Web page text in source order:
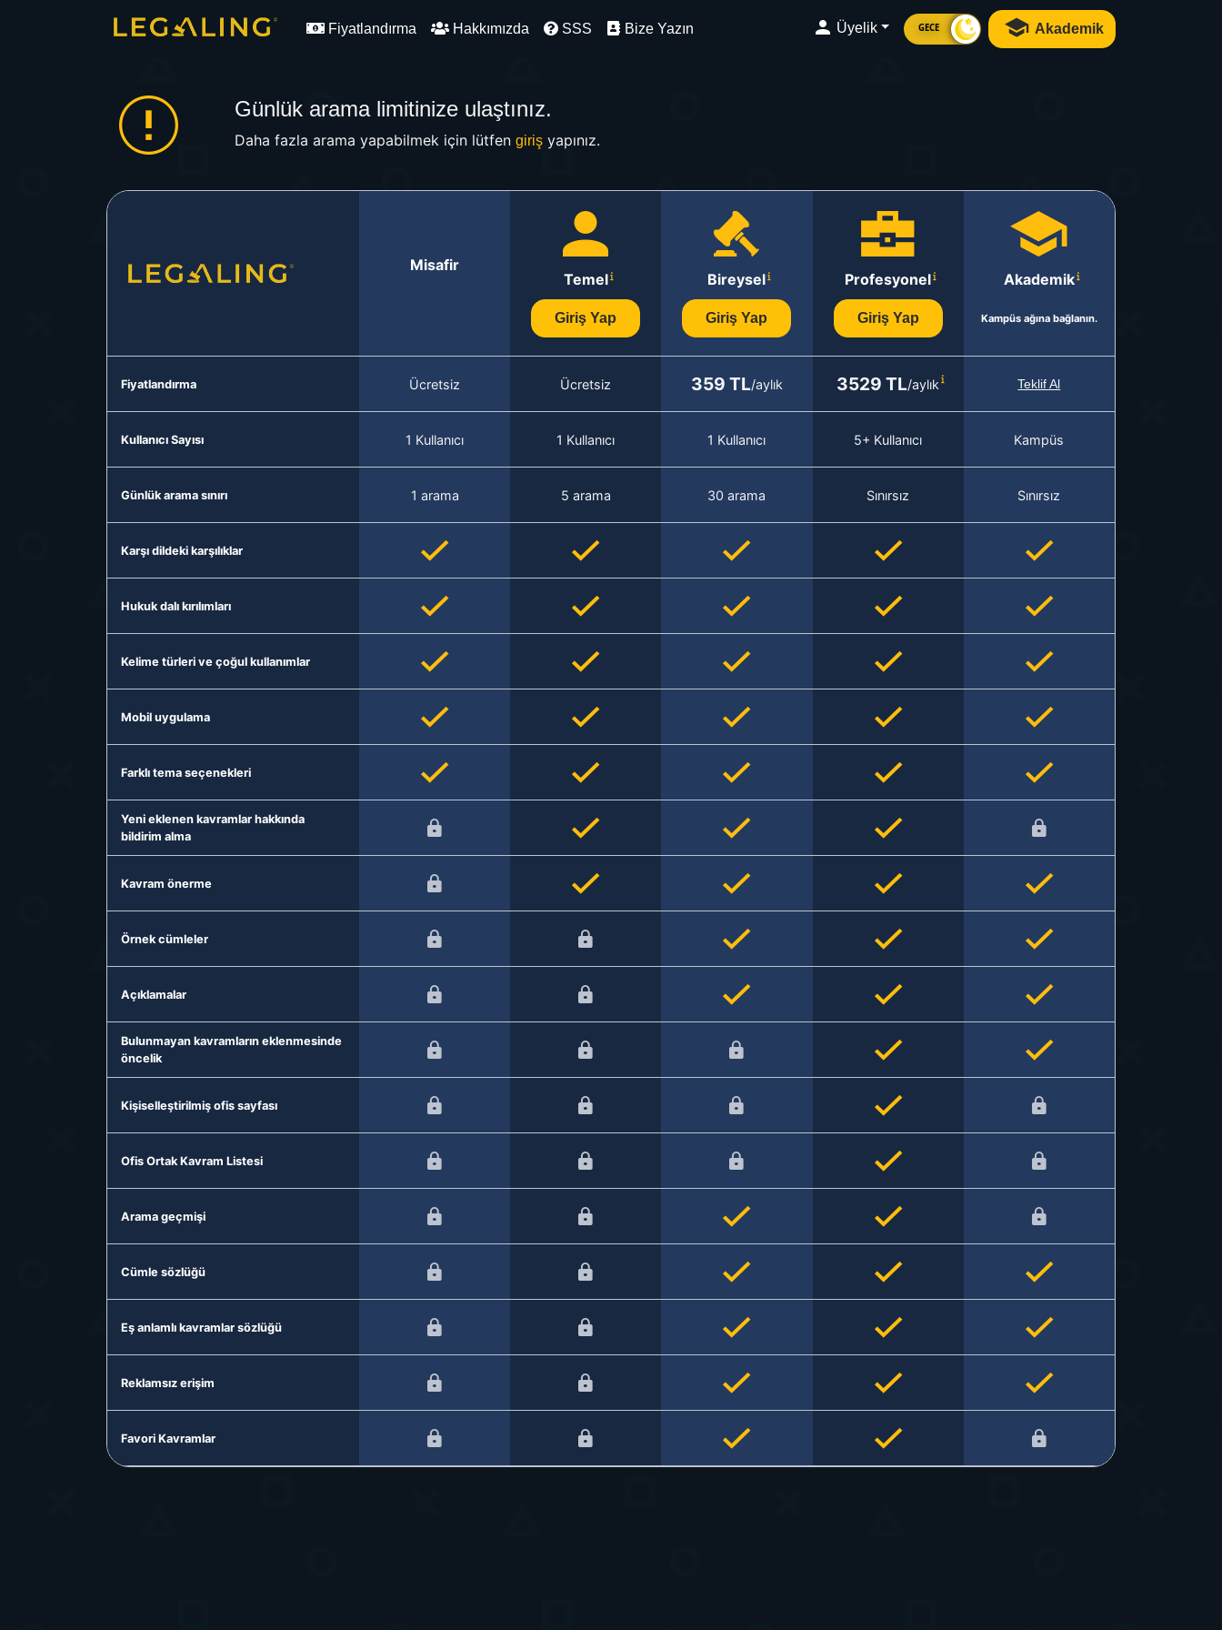
Fiyatlandırma Hakkımızda SSS Bize Yazın Üyelik GECE Akademik
Günlük arama limitinize ulaştınız.
Daha fazla arama yapabilmek için lütfen girişyapınız.
Misafir
Temel
Giriş Yap
Bireysel
Giriş Yap
Profesyonel
Giriş Yap
Akademik
Kampüs ağına bağlanın.
Fiyatlandırma Ücretsiz Ücretsiz 359 TL/aylık 3529 TL/aylık Teklif Al
Kullanıcı Sayısı 1 Kullanıcı 1 Kullanıcı 1 Kullanıcı 5+ Kullanıcı Kampüs
Günlük arama sınırı 1 arama 5 arama 30 arama Sınırsız Sınırsız
Karşı dildeki karşılıklar
Hukuk dalı kırılımları
Kelime türleri ve çoğul kullanımlar
Mobil uygulama
Farklı tema seçenekleri
Yeni eklenen kavramlar hakkında
bildirim alma
Kavram önerme
Örnek cümleler
Açıklamalar
Bulunmayan kavramların eklenmesinde
öncelik
Kişiselleştirilmiş ofis sayfası
Ofis Ortak Kavram Listesi
Arama geçmişi
Cümle sözlüğü
Eş anlamlı kavramlar sözlüğü
Reklamsız erişim
Favori Kavramlar